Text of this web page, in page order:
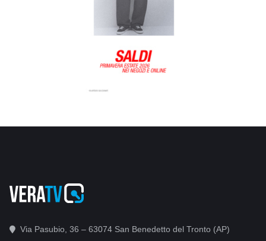
Via Pasubio, 36 – 63074 San Benedetto del Tronto (AP)